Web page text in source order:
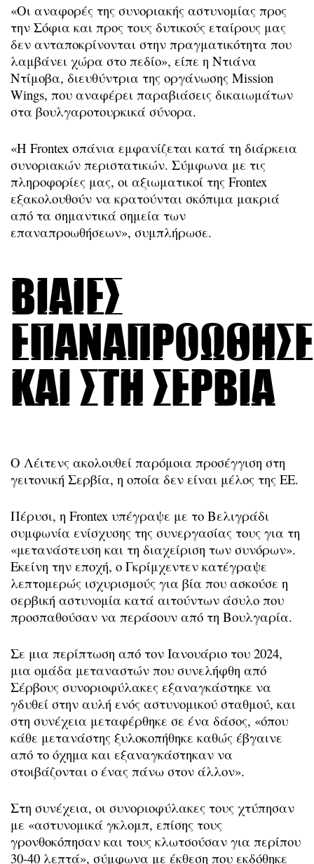
«Οι αναφορές της συνοριακής αστυνομίας προς
την Σόφια και προς τους δυτικούς εταίρους μας
δεν ανταποκρίνονται στην πραγματικότητα που
λαμβάνει χώρα στο πεδίο», είπε η Ντιάνα
Ντίμοβα, διευθύντρια της οργάνωσης Mission
Wings, που αναφέρει παραβιάσεις δικαιωμάτων
στα βουλγαροτουρκικά σύνορα.
«Η Frontex σπάνια εμφανίζεται κατά τη διάρκεια
συνοριακών περιστατικών. Σύμφωνα με τις
πληροφορίες μας, οι αξιωματικοί της Frontex
εξακολουθούν να κρατούνται σκόπιμα μακριά
από τα σημαντικά σημεία των
επαναπροωθήσεων», συμπλήρωσε.
Βίαιες
και στη Σερβία
Ο Λέιτενς ακολουθεί παρόμοια προσέγγιση στη
γειτονική Σερβία, η οποία δεν είναι μέλος της ΕΕ.
Πέρυσι, η Frontex υπέγραψε με το Βελιγράδι
συμφωνία ενίσχυσης της συνεργασίας τους για τη
«μετανάστευση και τη διαχείριση των συνόρων».
Εκείνη την εποχή, ο Γκρίμχεντεν κατέγραψε
λεπτομερώς ισχυρισμούς για βία που ασκούσε η
σερβική αστυνομία κατά αιτούντων άσυλο που
προσπαθούσαν να περάσουν από τη Βουλγαρία.
Σε μια περίπτωση από τον Ιανουάριο του 2024,
μια ομάδα μεταναστών που συνελήφθη από
Σέρβους συνοριοφύλακες εξαναγκάστηκε να
γδυθεί στην αυλή ενός αστυνομικού σταθμού, και
στη συνέχεια μεταφέρθηκε σε ένα δάσος, «όπου
κάθε μετανάστης ξυλοκοπήθηκε καθώς έβγαινε
από το όχημα και εξαναγκάστηκαν να
στοιβάζονται ο ένας πάνω στον άλλον».
Στη συνέχεια, οι συνοριοφύλακες τους χτύπησαν
με «αστυνομικά γκλομπ, επίσης τους
γρονθοκόπησαν και τους κλωτσούσαν για περίπου
30-40 λεπτά», σύμφωνα με έκθεση που εκδόθηκε